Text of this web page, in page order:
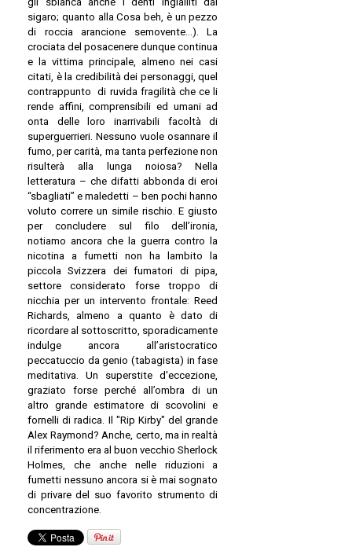
sigaro; quanto alla Cosa beh, è un pezzo
di roccia arancione semovente…). La
crociata del posacenere dunque continua
e la vittima principale, almeno nei casi
citati, è la credibilità dei personaggi, quel
contrappunto di ruvida fragilità che ce li
rende affini, comprensibili ed umani ad
onta delle loro inarrivabili facoltà di
superguerrieri. Nessuno vuole osannare il
fumo, per carità, ma tanta perfezione non
risulterà alla lunga noiosa? Nella
letteratura – che difatti abbonda di eroi
“sbagliati” e maledetti – ben pochi hanno
voluto correre un simile rischio. E giusto
per concludere sul filo dell’ironia,
notiamo ancora che la guerra contro la
nicotina a fumetti non ha lambito la
piccola Svizzera dei fumatori di pipa,
settore considerato forse troppo di
nicchia per un intervento frontale: Reed
Richards, almeno a quanto è dato di
ricordare al sottoscritto, sporadicamente
indulge ancora all’aristocratico
peccatuccio da genio (tabagista) in fase
meditativa. Un superstite d'eccezione,
graziato forse perché all’ombra di un
altro grande estimatore di scovolini e
fornelli di radica. Il "Rip Kirby" del grande
Alex Raymond? Anche, certo, ma in realtà
il riferimento era al buon vecchio Sherlock
Holmes, che anche nelle riduzioni a
fumetti nessuno ancora si è mai sognato
di privare del suo favorito strumento di
concentrazione.